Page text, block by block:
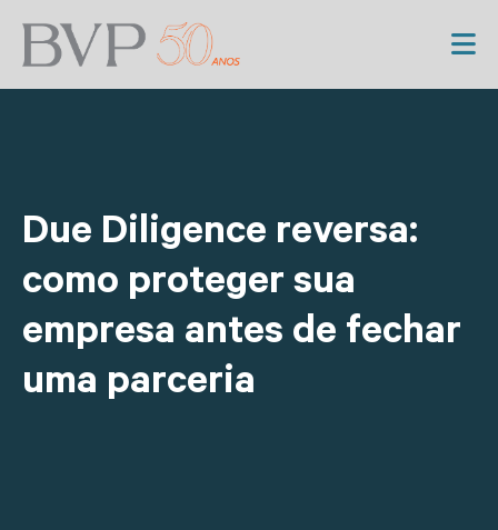
Due Diligence reversa:
como proteger sua
empresa antes de fechar
uma parceria